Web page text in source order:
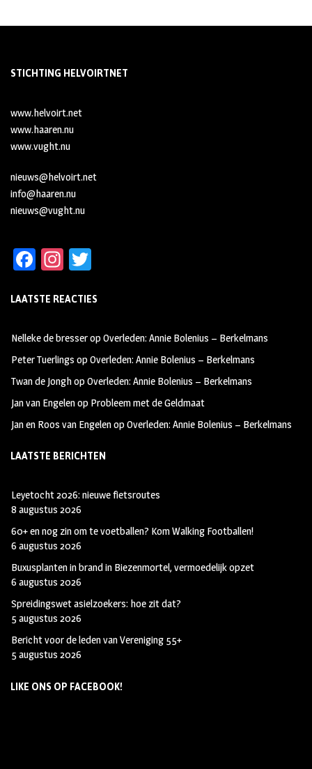
STICHTING HELVOIRTNET
www.helvoirt.net
www.haaren.nu
www.vught.nu
nieuws@helvoirt.net
info@haaren.nu
nieuws@vught.nu
Fa
b
oo
k
In
ag
m
tt
LAATSTE REACTIES
Nelleke de bresseropOverleden: Annie Bolenius – Berkelmans
Peter Tuerlings opOverleden: Annie Bolenius – Berkelmans
Twan de JonghopOverleden: Annie Bolenius – Berkelmans
Jan van Engelenop Probleem met de Geldmaat
Jan en Roos van EngelenopOverleden: Annie Bolenius – Berkelmans
LAATSTE BERICHTEN
Leyetocht 2026: nieuwe fietsroutes
8 augustus 2026
60+ en nog zin om te voetballen? Kom Walking Footballen!
6 augustus 2026
Buxusplanten in brand in Biezenmortel, vermoedelijk opzet
6 augustus 2026
Spreidingswet asielzoekers: hoe zit dat?
5 augustus 2026
Bericht voor de leden van Vereniging 55+
5 augustus 2026
LIKE ONS OP FACEBOOK!